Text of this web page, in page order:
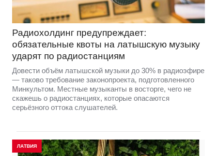
Радиохолдинг предупреждает:
обязательные квоты на латышскую музыку
ударят по радиостанциям
Довести объём латышской музыки до 30% в радиоэфире
— таково требование законопроекта, подготовленного
Минкультом. Местные музыканты в восторге, чего не
скажешь о радиостанциях, которые опасаются
серьёзного оттока слушателей.
ЛАТВИЯ